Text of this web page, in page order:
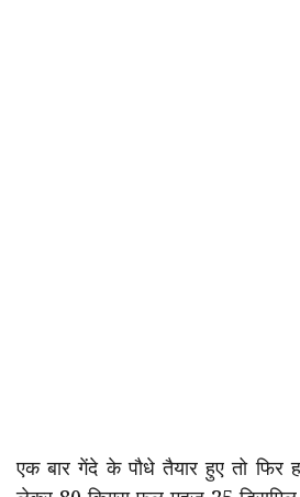
एक बार गेंदे के पौधे तैयार हुए तो फिर